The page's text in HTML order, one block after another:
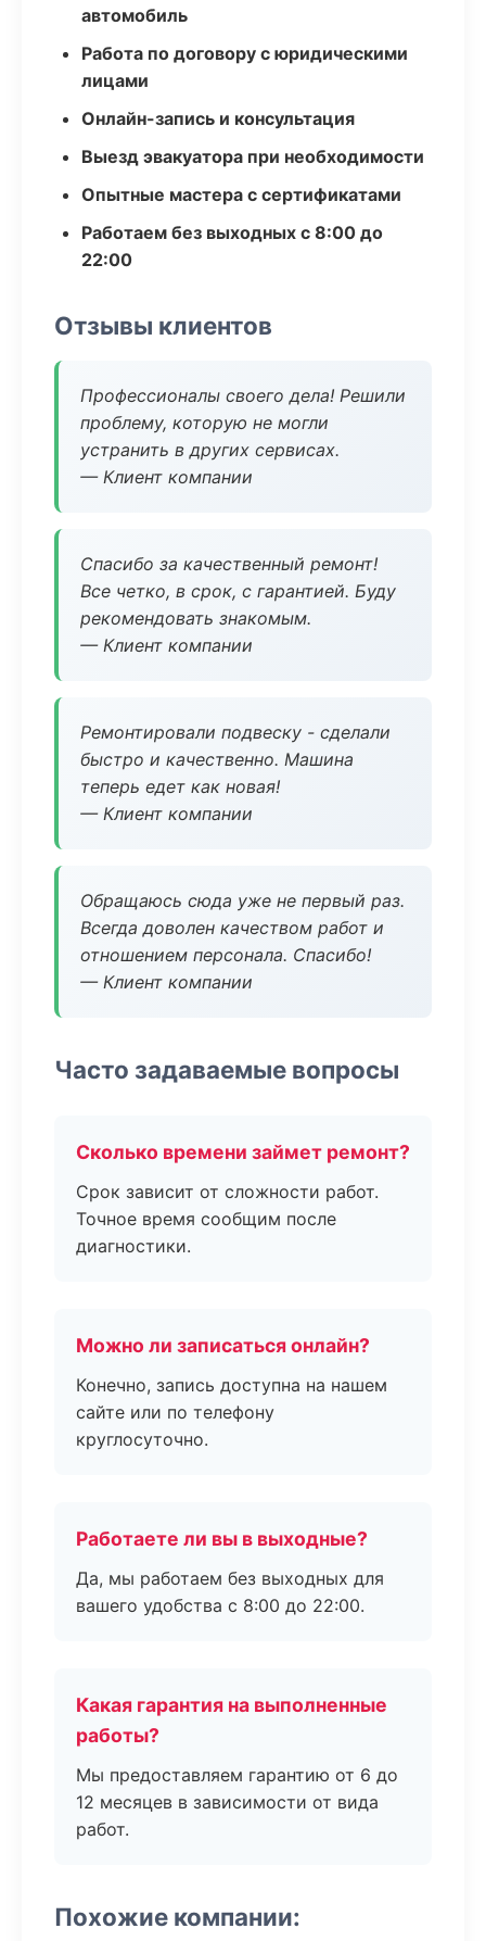
автомобиль
Работа по договору с юридическими
лицами
Онлайн-запись и консультация
Выезд эвакуатора при необходимости
Опытные мастера с сертификатами
Работаем без выходных с 8:00 до
22:00
Отзывы клиентов
Профессионалы своего дела! Решили
проблему, которую не могли
устранить в других сервисах.
— Клиент компании
Спасибо за качественный ремонт!
Все четко, в срок, с гарантией. Буду
рекомендовать знакомым.
— Клиент компании
Ремонтировали подвеску - сделали
быстро и качественно. Машина
теперь едет как новая!
— Клиент компании
Обращаюсь сюда уже не первый раз.
Всегда доволен качеством работ и
отношением персонала. Спасибо!
— Клиент компании
Часто задаваемые вопросы
Сколько времени займет ремонт?
Срок зависит от сложности работ.
Точное время сообщим после
диагностики.
Можно ли записаться онлайн?
Конечно, запись доступна на нашем
сайте или по телефону
круглосуточно.
Работаете ли вы в выходные?
Да, мы работаем без выходных для
вашего удобства с 8:00 до 22:00.
Какая гарантия на выполненные
работы?
Мы предоставляем гарантию от 6 до
12 месяцев в зависимости от вида
работ.
Похожие компании: